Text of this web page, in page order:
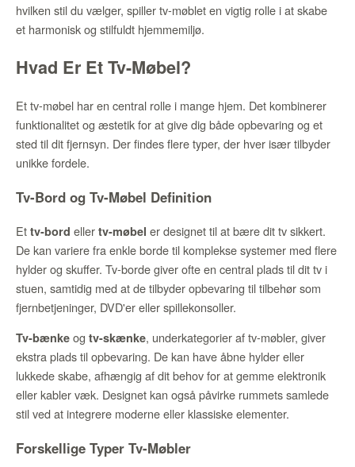
hvilken stil du vælger, spiller tv-møblet en vigtig rolle i at skabe
et harmonisk og stilfuldt hjemmemiljø.
Hvad Er Et Tv-Møbel?
Et tv-møbel har en central rolle i mange hjem. Det kombinerer
funktionalitet og æstetik for at give dig både opbevaring og et
sted til dit fjernsyn. Der findes flere typer, der hver især tilbyder
unikke fordele.
Tv-Bord og Tv-Møbel Definition
Et tv-bord eller tv-møbel er designet til at bære dit tv sikkert.
De kan variere fra enkle borde til komplekse systemer med flere
hylder og skuffer. Tv-borde giver ofte en central plads til dit tv i
stuen, samtidig med at de tilbyder opbevaring til tilbehør som
fjernbetjeninger, DVD'er eller spillekonsoller.
Tv-bænke og tv-skænke, underkategorier af tv-møbler, giver
ekstra plads til opbevaring. De kan have åbne hylder eller
lukkede skabe, afhængig af dit behov for at gemme elektronik
eller kabler væk. Designet kan også påvirke rummets samlede
stil ved at integrere moderne eller klassiske elementer.
Forskellige Typer Tv-Møbler